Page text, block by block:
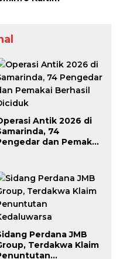
Antik 2026 di
74
dan Pemakai
Perdana JMB
Terdakwa Klaim